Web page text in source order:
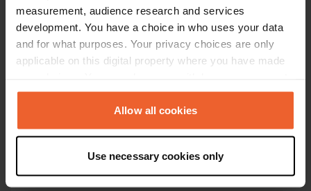
measurement, audience research and services
development. You have a choice in who uses your data
and for what purposes. Your privacy choices are only
applicable on this digital property where you have made
any time from the Cookie Declaration or by clicking on
the Privacy trigger icon.
Collect information about your geographical location
which can be accurate to within several meters
Allow all cookies
Use necessary cookies only
Emplacement
Avenue Pierre de Coubertin
12110, Aubin, France
44.52646535 2.2610061
Copie
Code du site
159897